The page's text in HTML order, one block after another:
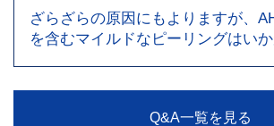
ざらざらの原因にもよりますが、
を含むマイルドなピーリングはい
Q&A一覧を見る